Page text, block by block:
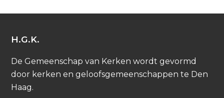
H.G.K.
De Gemeenschap van Kerken wordt gevormd
door kerken en geloofsgemeenschappen te Den
Haag.